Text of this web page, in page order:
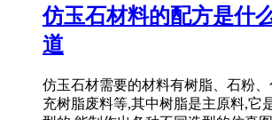
仿玉石材料的配方是什
道
仿玉石材需要的材料有树脂、石粉
充树脂废料等,其中树脂是主原料,它